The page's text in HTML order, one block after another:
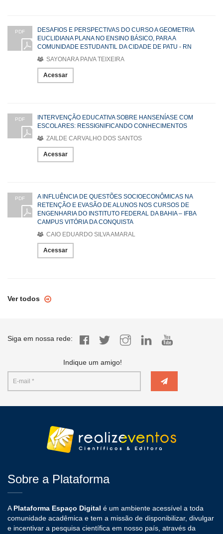
PDF
DESAFIOS E PERSPECTIVAS DO CURSO A GEOMETRIA
EUCLIDIANA PLANA NO ENSINO BÁSICO, PARA A
COMUNIDADE ESTUDANTIL DA CIDADE DE PATU - RN
SAYONARA PAIVA TEIXEIRA
Acessar
PDF
INTERVENÇÃO EDUCATIVA SOBRE HANSENÍASE COM
ESCOLARES: RESSIGNIFICANDO CONHECIMENTOS
ZAILDE CARVALHO DOS SANTOS
Acessar
PDF
A INFLUÊNCIA DE QUESTÕES SOCIOECONÔMICAS NA
RETENÇÃO E EVASÃO DE ALUNOS NOS CURSOS DE
ENGENHARIA DO INSTITUTO FEDERAL DA BAHIA – IFBA
CAMPUS VITÓRIA DA CONQUISTA
CAIO EDUARDO SILVA AMARAL
Acessar
Ver todos
Siga em nossa rede:
Indique um amigo!
Sobre a Plataforma
A Plataforma Espaço Digital é um ambiente acessível a toda
comunidade acadêmica e tem a missão de disponibilizar, divulgar
e incentivar a pesquisa científica em nosso país, através da